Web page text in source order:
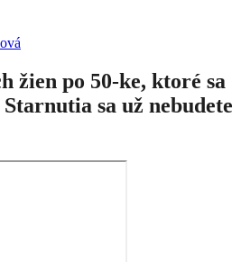
žien po 50-ke, ktoré sa
sa už nebudete